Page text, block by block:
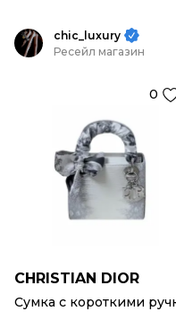
chic_luxury
Ресейл магазин
0
CHRISTIAN DIOR